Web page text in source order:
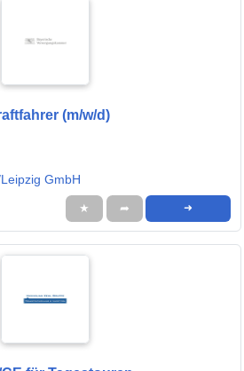
(m/w/d)
GmbH
★ ➦ ➜